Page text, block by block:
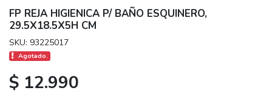
FP REJA HIGIENICA P/ BAÑO ESQUINERO,
29.5X18.5X5H CM
SKU: 93225017
Agotado.
$ 12.990